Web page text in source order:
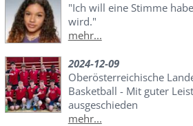
"Ich will eine Stimme
wird."
mehr...
2024-12-09
Oberösterreichische
Basketball - Mit guter
ausgeschieden
mehr...